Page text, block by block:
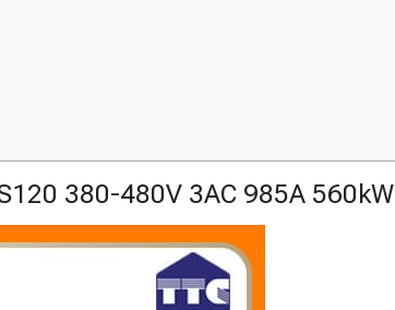
380-480V 3AC 985A 560kW